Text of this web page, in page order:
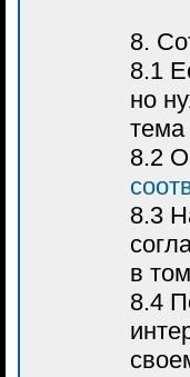
8.
8.1
но
тема
8.2
8.3
в
8.4